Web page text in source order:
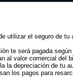
utilizar el seguro de tu
te será pagada
al valor comercial del
la depreciación de tu
los pagos para